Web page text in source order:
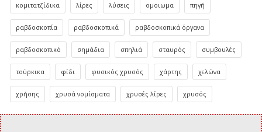
κομιτατζίδικα λίρες λύσεις ομοιωμα πηγή
ραβδοσκοπία ραβδοσκοπικά ραβδοσκοπικά όργανα
ραβδοσκοπικό σημάδια σπηλιά σταυρός συμβουλές
τούρκικα φίδι φυσικός χρυσός χάρτης χελώνα
χρήσης χρυσά νομίσματα χρυσές λίρες χρυσός